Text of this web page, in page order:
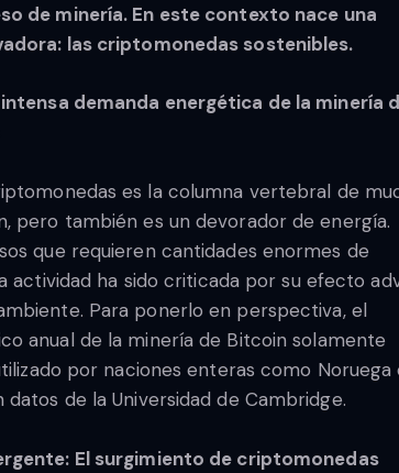
de minería. En este contexto nace una
las criptomonedas sostenibles.
demanda energética de la minería
es la columna vertebral de
pero también es un devorador de energía.
que requieren cantidades enormes de
actividad ha sido criticada por su efecto
Para ponerlo en perspectiva, el
anual de la minería de Bitcoin solamente
por naciones enteras como Noruega
datos de la Universidad de Cambridge.
El surgimiento de criptomonedas